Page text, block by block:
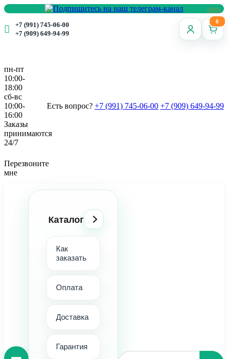
+7 (991) 745-06-00
+7 (909) 649-94-99
0
пн-пт
10:00-
18:00
сб-вс
10:00-
16:00
Заказы
принимаются
24/7
Есть вопрос? +7 (991) 745-06-00 +7 (909) 649-94-99
Перезвоните
мне
Каталог
Как
заказать
Оплата
Доставка
Гарантия